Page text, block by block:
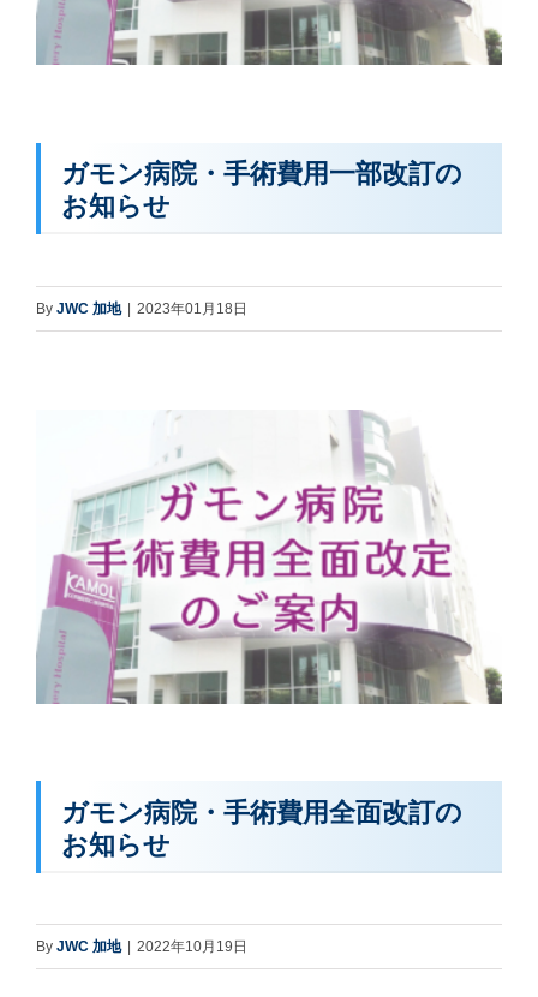
ガモン病院・手術費用一部改訂の
お知らせ
By JWC 加地 | 2023年01月18日
ガモン病院・手術費用全面改訂の
お知らせ
By JWC 加地 2022年10月19日